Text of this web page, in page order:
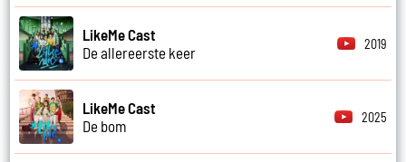
LikeMe Cast
De allereerste keer
2019
LikeMe Cast
De bom
2025